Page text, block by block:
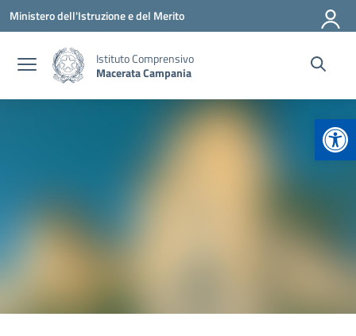
Vai ai contenuti
Vai al menu di navigazione
Vai al footer
Ministero dell'Istruzione e del Merito
Istituto Comprensivo
Macerata Campania